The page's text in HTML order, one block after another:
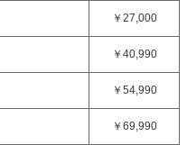
￥27,000
￥40,990
￥54,990
￥69,990